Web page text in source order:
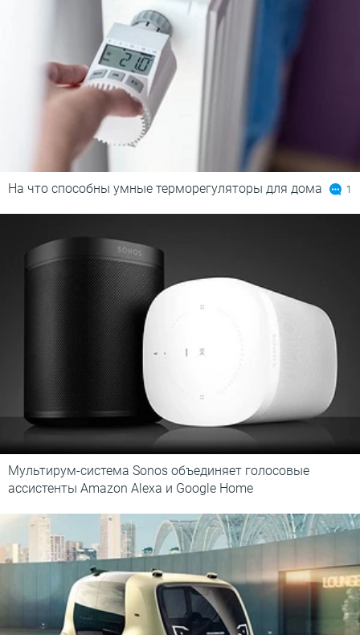
На что способны умные терморегуляторы для дома 1
Мультирум-система Sonos объединяет голосовые
ассистенты Amazon Alexa и Google Home